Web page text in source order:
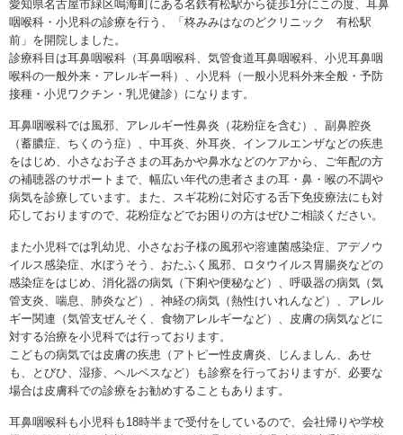
愛知県名古屋市緑区鳴海町にある名鉄有松駅から徒歩1分にこの度、耳鼻
咽喉科・小児科の診療を行う、「柊みみはなのどクリニック 有松駅
前」を開院しました。
診療科目は耳鼻咽喉科（耳鼻咽喉科、気管食道耳鼻咽喉科、小児耳鼻咽
喉科の一般外来・アレルギー科）、小児科（一般小児科外来全般・予防
接種・小児ワクチン・乳児健診）になります。
耳鼻咽喉科では風邪、アレルギー性鼻炎（花粉症を含む）、副鼻腔炎
（蓄膿症、ちくのう症）、中耳炎、外耳炎、インフルエンザなどの疾患
をはじめ、小さなお子さまの耳あかや鼻水などのケアから、ご年配の方
の補聴器のサポートまで、幅広い年代の患者さまの耳・鼻・喉の不調や
病気を診療しています。また、スギ花粉に対応する舌下免疫療法にも対
応しておりますので、花粉症などでお困りの方はぜひご相談ください。
また小児科では乳幼児、小さなお子様の風邪や溶連菌感染症、アデノウ
イルス感染症、水ぼうそう、おたふく風邪、ロタウイルス胃腸炎などの
感染症をはじめ、消化器の病気（下痢や便秘など）、呼吸器の病気（気
管支炎、喘息、肺炎など）、神経の病気（熱性けいれんなど）、アレル
ギー関連（気管支ぜんそく、食物アレルギーなど）、皮膚の病気などに
対する治療を小児科では行っております。
こどもの病気では皮膚の疾患（アトピー性皮膚炎、じんましん、あせ
も、とびひ、湿疹、ヘルペスなど）も診察を行っておりますが、必要な
場合は皮膚科での診療をお勧めすることもあります。
耳鼻咽喉科も小児科も18時半まで受付をしているので、会社帰りや学校